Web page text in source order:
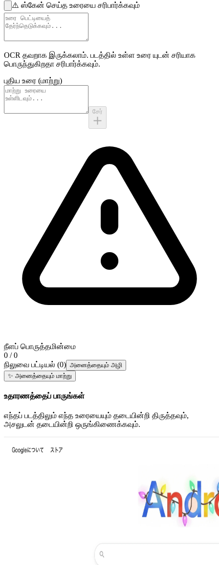
⚠️ ஸ்கேன் செய்த உரையை சரிபார்க்கவும்
OCR தவறாக இருக்கலாம். படத்தில் உள்ள உரை யுடன் சரியாக
பொருந்துகிறதா சரிபார்க்கவும்.
புதிய உரை (மாற்று)
சேர்
நீளப் பொருத்தமின்மை
0 / 0
நிலுவை பட்டியல் (0) அனைத்தையும் அழி
✨ அனைத்தையும் மாற்று
உதாரணத்தைப் பாருங்கள்
எந்தப் படத்திலும் எந்த உரையையும் தடையின்றி திருத்தவும்,
அசலுடன் தடையின்றி ஒருங்கிணைக்கவும்.